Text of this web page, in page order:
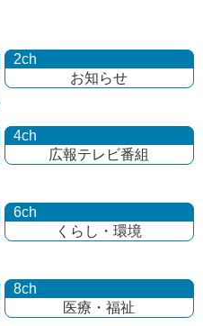
2ch
お知らせ
4ch
広報テレビ番組
6ch
くらし・環境
8ch
医療・福祉